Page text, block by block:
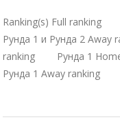
Ranking(s) Full
Рунда 1 и Рунда 2
ranking Рунда 1
Рунда 1 Away ranking